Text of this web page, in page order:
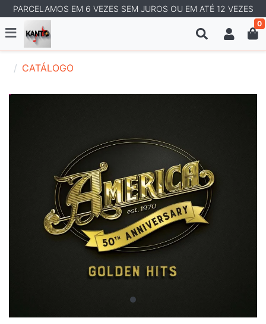
PARCELAMOS EM 6 VEZES SEM JUROS OU EM ATÉ 12 VEZES
0
CATÁLOGO